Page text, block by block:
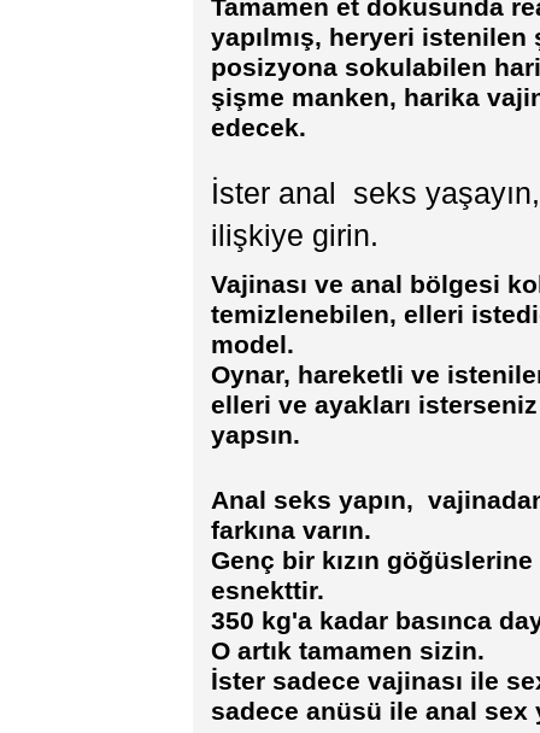
Tamamen et dokusunda
yapılmış, heryeri
posizyona sokulabilen
şişme manken, harika
edecek.
İster anal seks
ilişkiye girin.
Vajinası ve anal bölgesi
temizlenebilen, elleri
model.
Oynar, hareketli ve
elleri ve ayakları
yapsın.
Anal seks yapın,
farkına varın.
Genç bir kızın
esnekttir.
350 kg'a kadar basınca
O artık tamamen sizin.
İster sadece vajinası ile
sadece anüsü ile anal sex